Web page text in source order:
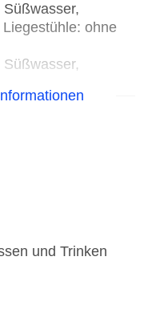
ohne
Süßwasser,
im